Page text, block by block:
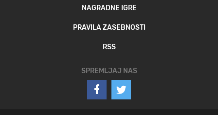
NAGRADNE IGRE
PRAVILA ZASEBNOSTI
RSS
SPREMLJAJ NAS